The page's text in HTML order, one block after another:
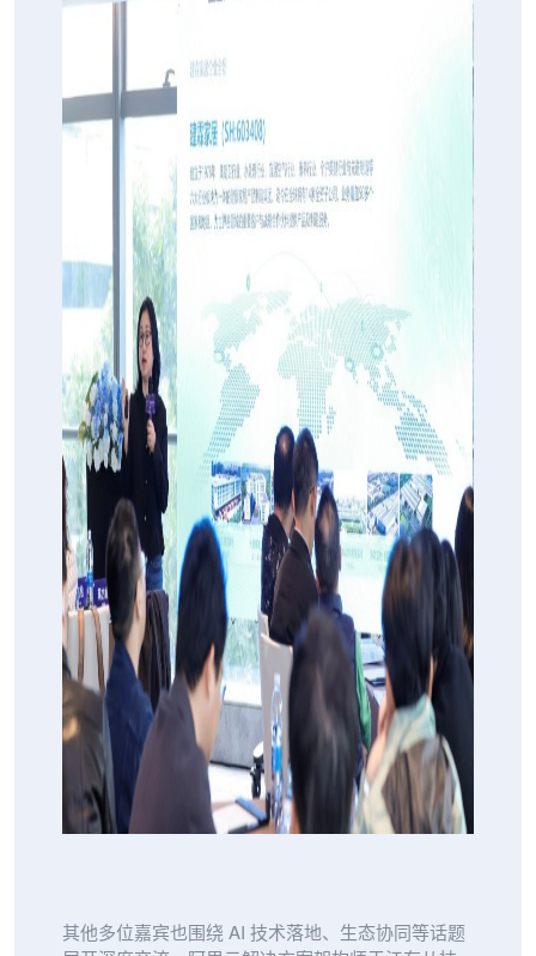
其他多位嘉宾也围绕 AI 技术落地、生态协同等话题